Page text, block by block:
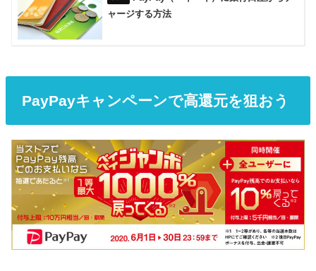
ャージする方法
PayPayキャンペーンで高還元を狙おう